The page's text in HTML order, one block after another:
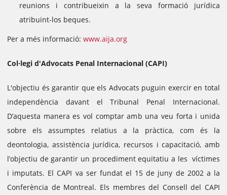
reunions i contribueixin a la seva formació jurídica
atribuint-los beques.
Per a més informació: www.aija.org
Col·legi d'Advocats Penal Internacional (CAPI)
L'objectiu és garantir que els Advocats puguin exercir en total
independència davant el Tribunal Penal Internacional.
D’aquesta manera es vol comptar amb una veu forta i unida
sobre els assumptes relatius a la pràctica, com és la
deontologia, assistència jurídica, recursos i capacitació, amb
l’objectiu de garantir un procediment equitatiu a les víctimes
i imputats. El CAPI va ser fundat el 15 de juny de 2002 a la
Conferència de Montreal. Els membres del Consell del CAPI